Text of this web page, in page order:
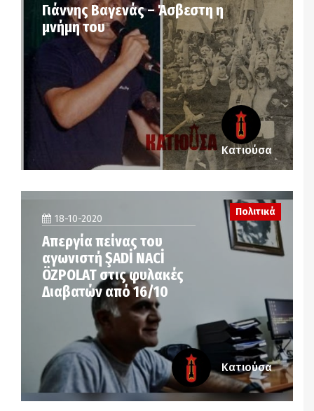
Γιάννης Βαγενάς – Άσβεστη η
μνήμη του
Κατιούσα
18-10-2020
Απεργία πείνας του
αγωνιστή ŞADİ NACİ
ÖZPOLAT στις φυλακές
Διαβατών από 16/10
Πολιτικά
Κατιούσα